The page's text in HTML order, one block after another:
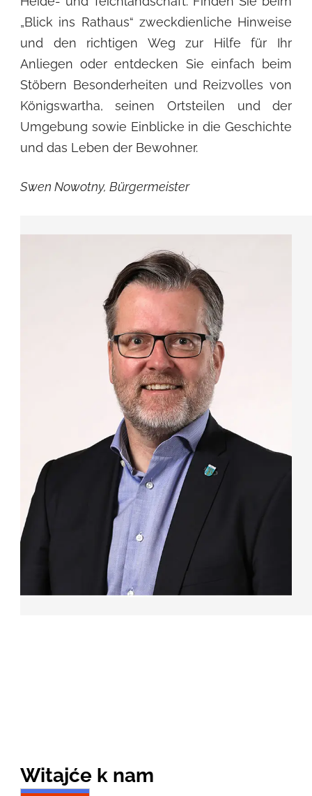
„Blick ins Rathaus“ zweckdienliche Hinweise
und den richtigen Weg zur Hilfe für Ihr
Anliegen oder entdecken Sie einfach beim
Stöbern Besonderheiten und Reizvolles von
Königswartha, seinen Ortsteilen und der
Umgebung sowie Einblicke in die Geschichte
und das Leben der Bewohner.
Swen Nowotny, Bürgermeister
Witajće k nam